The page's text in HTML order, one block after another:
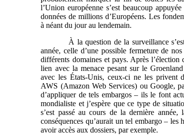
l’Union européenne s’est beaucoup
données de millions d’Européens. Les
à néant du jour au lendemain.
À la question de la surveillance
année, celle d’une possible fermeture de
différents domaines et pays. Après
lien avec la menace pesant sur le
avec les États-Unis, ceux-ci ne les privent
AWS (Amazon Web Services) ou Google,
d’appliquer de tels embargos – ils le font
mondialiste et j’espère que ce type de
s’est passé au cours de la dernière
conséquences qu’aurait un tel embargo –
avoir accès aux dossiers, par exemple.